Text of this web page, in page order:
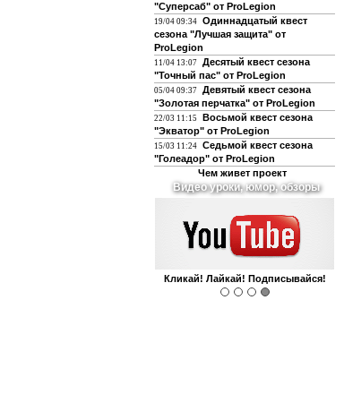
"Суперсаб" от ProLegion
19/04 09:34 Одиннадцатый квест
сезона "Лучшая защита" от
ProLegion
11/04 13:07 Десятый квест сезона
"Точный пас" от ProLegion
05/04 09:37 Девятый квест сезона
"Золотая перчатка" от ProLegion
22/03 11:15
Восьмой квест сезона
"Экватор" от ProLegion
15/03 11:24 Седьмой квест сезона
"Голеадор" от ProLegion
Чем живет проект
О футболе и не только
Интегрирован с чатом форума!